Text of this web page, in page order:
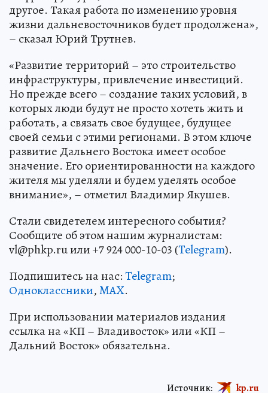
другое. Такая работа по изменению уровня
жизни дальневосточников будет продолжена»,
– сказал Юрий Трутнев.
«Развитие территорий – это строительство
инфраструктуры, привлечение инвестиций.
Но прежде всего – создание таких условий, в
которых люди будут не просто хотеть жить и
работать, а связать свое будущее, будущее
своей семьи с этими регионами. В этом ключе
развитие Дальнего Востока имеет особое
значение. Его ориентированности на каждого
жителя мы уделяли и будем уделять особое
внимание», – отметил Владимир Якушев.
Стали свидетелем интересного события?
Сообщите об этом нашим журналистам:
vl@phkp.ru или +7 924 000-10-03 (Telegram).
Подпишитесь на нас:Telegram;
Одноклассники,MAX.
При использовании материалов издания
ссылка на «КП – Владивосток» или «КП –
Дальний Восток» обязательна.
Источник: kp.ru